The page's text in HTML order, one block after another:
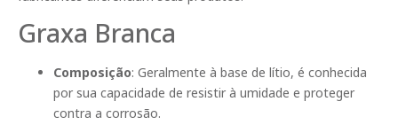
Graxa Branca
Composição: Geralmente à base de lítio, é conhecida
por sua capacidade de resistir à umidade e proteger
contra a corrosão.